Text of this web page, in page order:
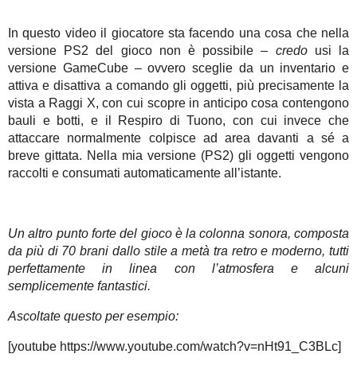
In questo video il giocatore sta facendo una cosa che nella
versione PS2 del gioco non è possibile – credousi la
versione GameCube – ovvero sceglie da un inventario e
attiva e disattiva a comando gli oggetti, più precisamente la
vista a Raggi X, con cui scopre in anticipo cosa contengono
bauli e botti, e il Respiro di Tuono, con cui invece che
attaccare normalmente colpisce ad area davanti a sé a
breve gittata. Nella mia versione (PS2) gli oggetti vengono
raccolti e consumati automaticamente all’istante.
Un altro punto forte del gioco è la colonna sonora, composta
da più di 70 brani dallo stile a metà tra retro e moderno, tutti
perfettamente in linea con l’atmosfera e alcuni
semplicemente fantastici.
Ascoltate questo per esempio:
[youtube https://www.youtube.com/watch?v=nHt91_C3BLc]